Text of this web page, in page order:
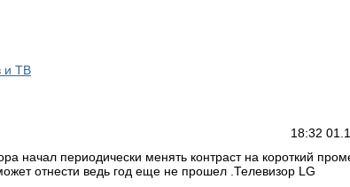
и ТВ
18:32
начал периодически менять контраст на короткий
отнести ведь год еще не прошел .Телевизор LG